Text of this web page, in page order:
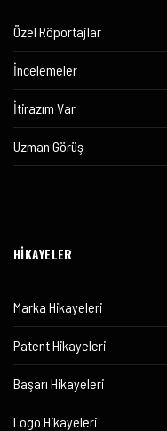
Özel Röportajlar
İncelemeler
İtirazım Var
Uzman Görüş
HİKAYELER
Marka Hikayeleri
Patent Hikayeleri
Başarı Hikayeleri
Logo Hikayeleri